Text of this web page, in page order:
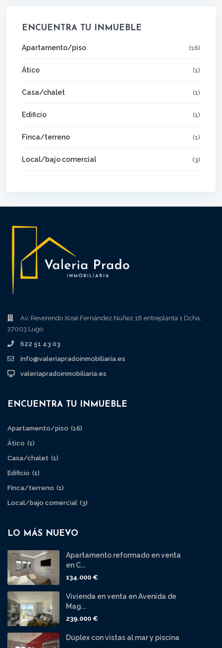
ENCUENTRA TU INMUEBLE
Apartamento/piso (16)
Ático (1)
Casa/chalet (1)
Edificio (1)
Finca/terreno (1)
Local/bajo comercial (3)
Av. Reverendo Xosé Fernández Núñez 18 entreplanta 1 Dcha,
27003 Lugo
622 51 43 03
info@valeriapradoinmobiliaria.es
valeriapradoinmobiliaria.es
ENCUENTRA TU INMUEBLE
Apartamento/piso (16)
Ático (1)
Casa/chalet (1)
Edificio (1)
Finca/terreno (1)
Local/bajo comercial (3)
LO MÁS NUEVO
Apartamento reformado en venta
en C...
134.000 €
Vivienda en venta en Avenida de
Mag...
239.000 €
Dúplex con vistas al mar y piscina